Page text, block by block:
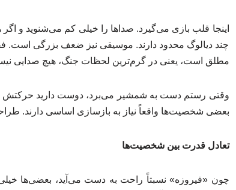
اینجا قلب بازی می‌گیرد. صداها را خیلی کم می‌شنوید و
چند دیالوگ محدود دارند. موسیقی نیز ضعف بزرگی
مطلق است، یعنی در گرم‌ترین لحظات جنگ، هیچ صدایی
وقتی رستم دست به شمشیر می‌برد، دوست دارید حرکتش
بعضی شخصیت‌ها واقعاً نیاز به بازسازی اساسی دارند.
تعادل قدرت بین شخصیت‌ها
چون «فیروزه» نسبتاً راحت به دست می‌آید، بعضی‌ها